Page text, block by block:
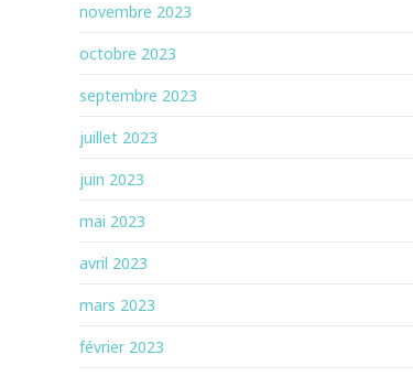
novembre 2023
octobre 2023
septembre 2023
juillet 2023
juin 2023
mai 2023
avril 2023
mars 2023
février 2023